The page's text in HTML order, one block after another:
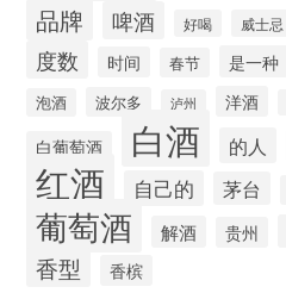
品牌 啤酒 好喝 威士忌
度数 时间 春节 是一种
泡酒 波尔多 泸州 洋酒
白葡萄酒 白酒 的人
红酒 自己的 茅台
葡萄酒 解酒 贵州
香型 香槟